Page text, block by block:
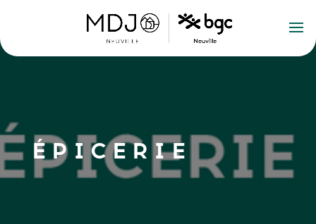
ÉPICERIE